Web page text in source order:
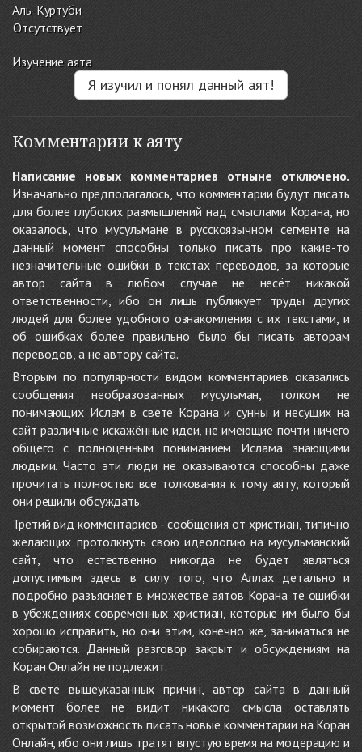
Аль-Куртуби
Отсутствует
Изучение аята
Я изучил и понял данный аят!
Комментарии к аяту
Написание новых комментариев отныне отключено.
Изначально предполагалось, что комментарии будут писать
для более глубоких размышлений над смыслами Корана, но
оказалось, что мусульмане в русскоязычном сегменте на
данный момент способны только писать про какие-то
незначительные ошибки в текстах переводов, за которые
автор сайта в любом случае не несёт никакой
ответственности, ибо он лишь публикует труды других
людей для более удобного ознакомления с их текстами, и
об ошибках более правильно было бы писать авторам
переводов, а не автору сайта.
Вторым по популярности видом комментариев оказались
сообщения необразованных мусульман, толком не
понимающих Ислам в свете Корана и сунны и несущих на
сайт различные искажённые идеи, не имеющие почти ничего
общего с полноценным пониманием Ислама знающими
людьми. Часто эти люди не оказываются способны даже
прочитать полностью все толкования к тому аяту, который
они решили обсуждать.
Третий вид комментариев - сообщения от христиан, типично
желающих протолкнуть свою идеологию на мусульманский
сайт, что естественно никогда не будет являться
допустимым здесь в силу того, что Аллах детально и
подробно разъясняет в множестве аятов Корана те ошибки
в убеждениях современных христиан, которые им было бы
хорошо исправить, но они этим, конечно же, заниматься не
собираются. Данный разговор закрыт и обсуждениям на
Коран Онлайн не подлежит.
В свете вышеуказанных причин, автор сайта в данный
момент более не видит никакого смысла оставлять
открытой возможность писать новые комментарии на Коран
Онлайн, ибо они лишь тратят впустую время на модерацию и